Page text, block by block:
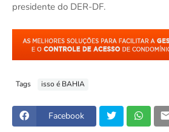
presidente do DER-DF.
Tags isso é BAHIA
Facebook